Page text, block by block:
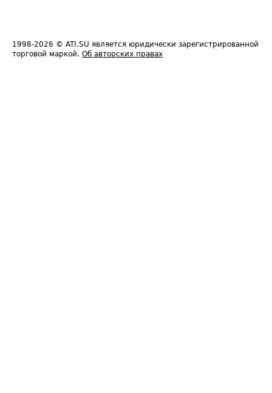
1998-2026 © ATI.SU является юридически зарегистрированной
торговой маркой. Об авторских правах